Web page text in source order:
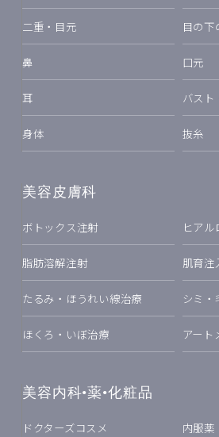
二重・目元 目の
鼻 口元
耳 バスト
身体 抜糸
美容皮膚科
ボトックス注射 ヒア
脂肪溶解注射 肌育注
たるみ・ほうれい線治療 シミ
ほくろ・いぼ治療 アート
美容内科•薬•化粧品
ドクターズコスメ 内服薬